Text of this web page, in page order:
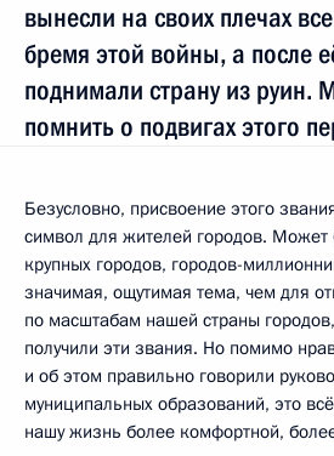
вынесли на своих плечах
бремя этой войны, а после
поднимали страну из руин.
помнить о подвигах этого
Безусловно, присвоение этого
символ для жителей городов. Может
крупных городов, городов-
значимая, ощутимая тема, чем для
по масштабам нашей страны
получили эти звания. Но помимо
и об этом правильно говорили
муниципальных образований, это
нашу жизнь более комфортной,